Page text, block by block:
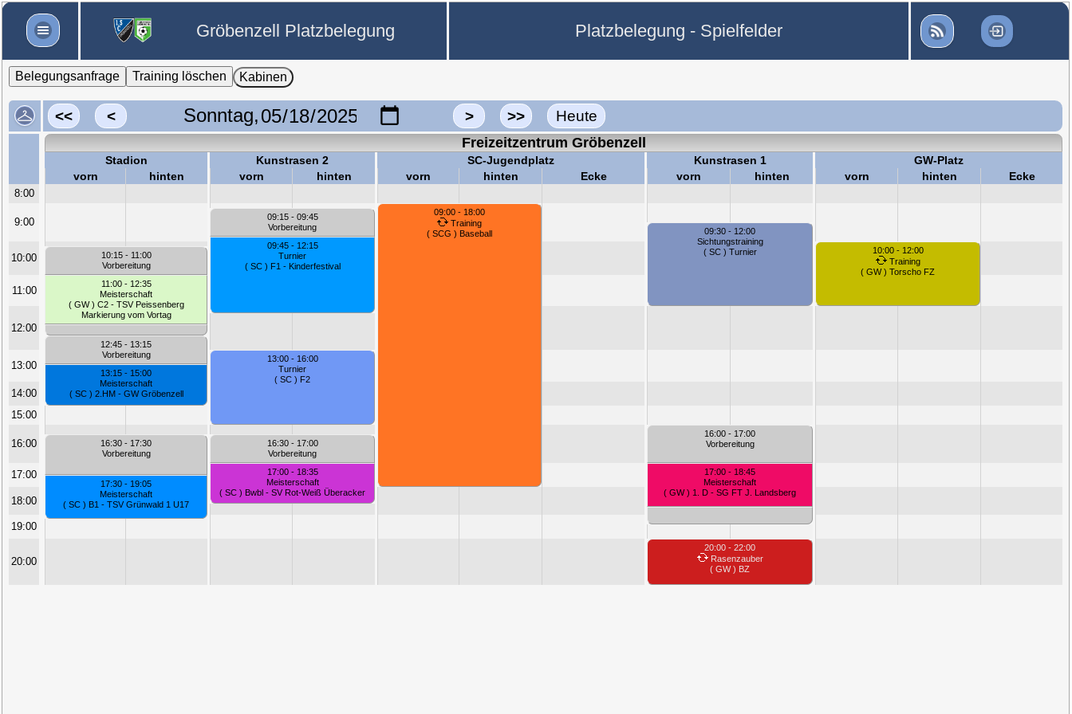
Gröbenzell Platzbelegung Platzbelegung - Spielfelder
Belegungsanfrage Training löschen Kabinen
<< < Sonntag, > >> Heute
Freizeitzentrum Gröbenzell
Stadion Kunstrasen 2 SC-Jugendplatz Kunstrasen 1
GW-Platz
vorn
hinten vorn hinten vorn hinten Ecke vorn hinten vorn hinten Ecke
8:00
9:00
09:00 - 18:00
Training
( SCG ) Baseball
09:15 - 09:45
Vorbereitung
09:30 - 12:00
Sichtungstraining
( SC ) Turnier
09:45 - 12:15
Turnier
( SC ) F1 - Kinderfestival
10:00
10:00 - 12:00
Training
( GW ) Torscho FZ
10:15 - 11:00
Vorbereitung
11:00
11:00 - 12:35
Meisterschaft
( GW ) C2 - TSV Peissenberg
Markierung vom Vortag
12:00
12:45 - 13:15
Vorbereitung
13:00
13:00 - 16:00
Turnier
( SC ) F2
13:15 - 15:00
Meisterschaft
( SC ) 2.HM - GW Gröbenzell
14:00
15:00
16:00
16:00 - 17:00
Vorbereitung
16:30 - 17:30
Vorbereitung
16:30 - 17:00
Vorbereitung
17:00
17:00 - 18:35
Meisterschaft
( SC ) Bwbl - SV Rot-Weiß Überacker
17:00 - 18:45
Meisterschaft
( GW ) 1. D - SG FT J. Landsberg
17:30 - 19:05
Meisterschaft
( SC ) B1 - TSV Grünwald 1 U17
18:00
19:00
20:00
20:00 - 22:00
Rasenzauber
( GW ) BZ